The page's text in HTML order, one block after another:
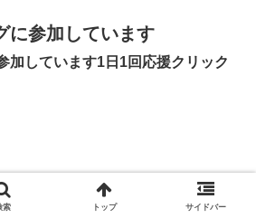
に参加しています
加しています1日1回応援クリック
索 トップ サイドバー